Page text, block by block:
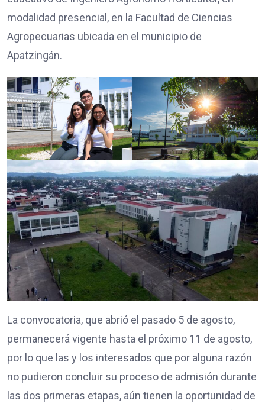
modalidad presencial, en la Facultad de Ciencias
Agropecuarias ubicada en el municipio de
Apatzingán.
La convocatoria, que abrió el pasado 5 de agosto,
permanecerá vigente hasta el próximo 11 de agosto,
por lo que las y los interesados que por alguna razón
no pudieron concluir su proceso de admisión durante
las dos primeras etapas, aún tienen la oportunidad de